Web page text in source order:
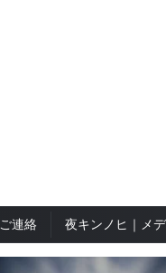
ご連絡 夜キンノヒ｜メ